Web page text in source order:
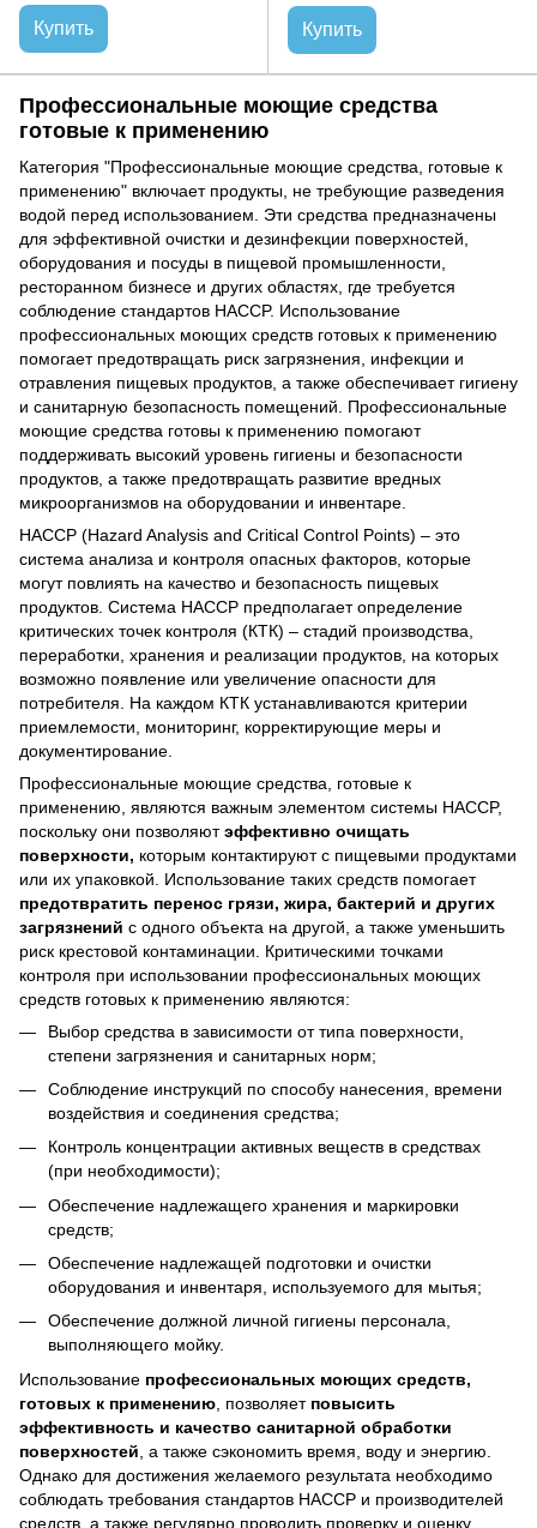
Купить Купить
Профессиональные моющие средства
готовые к применению
Категория "Профессиональные моющие средства, готовые к
применению" включает продукты, не требующие разведения
водой перед использованием. Эти средства предназначены
для эффективной очистки и дезинфекции поверхностей,
оборудования и посуды в пищевой промышленности,
ресторанном бизнесе и других областях, где требуется
соблюдение стандартов HACCP. Использование
профессиональных моющих средств готовых к применению
помогает предотвращать риск загрязнения, инфекции и
отравления пищевых продуктов, а также обеспечивает гигиену
и санитарную безопасность помещений. Профессиональные
моющие средства готовы к применению помогают
поддерживать высокий уровень гигиены и безопасности
продуктов, а также предотвращать развитие вредных
микроорганизмов на оборудовании и инвентаре.
HACCP (Hazard Analysis and Critical Control Points) – это
система анализа и контроля опасных факторов, которые
могут повлиять на качество и безопасность пищевых
продуктов. Система HACCP предполагает определение
критических точек контроля (КТК) – стадий производства,
переработки, хранения и реализации продуктов, на которых
возможно появление или увеличение опасности для
потребителя. На каждом КТК устанавливаются критерии
приемлемости, мониторинг, корректирующие меры и
документирование.
Профессиональные моющие средства, готовые к
применению, являются важным элементом системы HACCP,
поскольку они позволяютэффективно очищать
поверхности, которым контактируют с пищевыми продуктами
или их упаковкой. Использование таких средств помогает
предотвратить перенос грязи, жира, бактерий и других
загрязнений с одного объекта на другой, а также уменьшить
риск крестовой контаминации. Критическими точками
контроля при использовании профессиональных моющих
средств готовых к применению являются:
Выбор средства в зависимости от типа поверхности,
степени загрязнения и санитарных норм;
Соблюдение инструкций по способу нанесения, времени
воздействия и соединения средства;
Контроль концентрации активных веществ в средствах
(при необходимости);
Обеспечение надлежащего хранения и маркировки
средств;
Обеспечение надлежащей подготовки и очистки
оборудования и инвентаря, используемого для мытья;
Обеспечение должной личной гигиены персонала,
выполняющего мойку.
Использование профессиональных моющих средств,
готовых к применению , позволяет повысить
эффективность и качество санитарной обработки
поверхностей , а также сэкономить время, воду и энергию.
Однако для достижения желаемого результата необходимо
соблюдать требования стандартов HACCP и производителей
средств, а также регулярно проводить проверку и оценку